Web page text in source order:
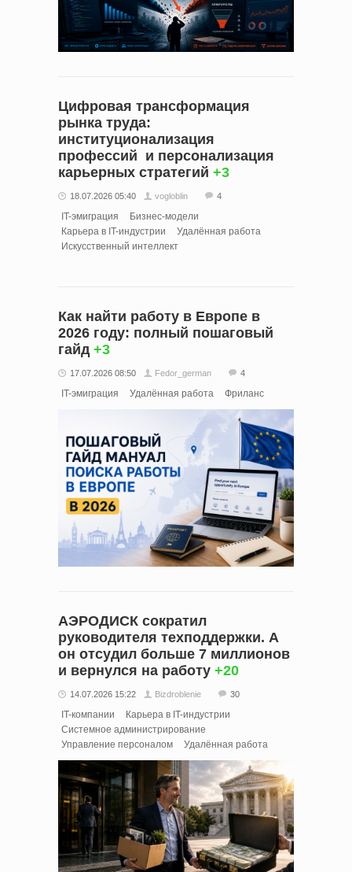
Цифровая трансформация
рынка труда:
институционализация
профессий и персонализация
карьерных стратегий +3
18.07.2026 05:40 vogloblin 4
IT-эмиграция
Бизнес-модели
Карьера в IT-индустрии
Удалённая работа
Искусственный интеллект
Как найти работу в Европе в
2026 году: полный пошаговый
гайд +3
17.07.2026 08:50 Fedor_german 4
IT-эмиграция Удалённая работа Фриланс
АЭРОДИСК сократил
руководителя техподдержки. А
он отсудил больше 7 миллионов
и вернулся на работу +20
14.07.2026 15:22 Bizdroblenie 30
IT-компании
Карьера в IT-индустрии
Системное администрирование
Управление персоналом
Удалённая работа